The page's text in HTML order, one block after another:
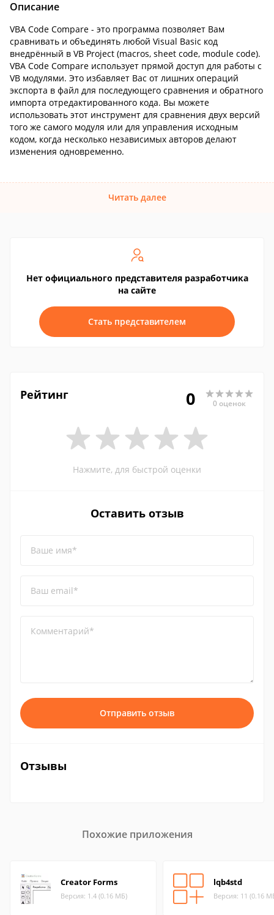
Описание
VBA Code Compare - это программа позволяет Вам
сравнивать и объединять любой Visual Basic код
внедрённый в VB Project (macros, sheet code, module code).
VBA Code Compare использует прямой доступ для работы с
VB модулями. Это избавляет Вас от лишних операций
экспорта в файл для последующего сравнения и обратного
импорта отредактированного кода. Вы можете
использовать этот инструмент для сравнения двух версий
того же самого модуля или для управления исходным
кодом, когда несколько независимых авторов делают
изменения одновременно.
Читать далее
Нет официального представителя разработчика
на сайте
Стать представителем
Рейтинг 0 0 оценок
Нажмите, для быстрой оценки
Оставить отзыв
Ваше имя*
Ваш email*
Комментарий*
Отправить отзыв
Отзывы
Похожие приложения
Creator Forms
Версия: 1.4 (0.16 МБ)
lqb4std
Версия: 11 (0.16